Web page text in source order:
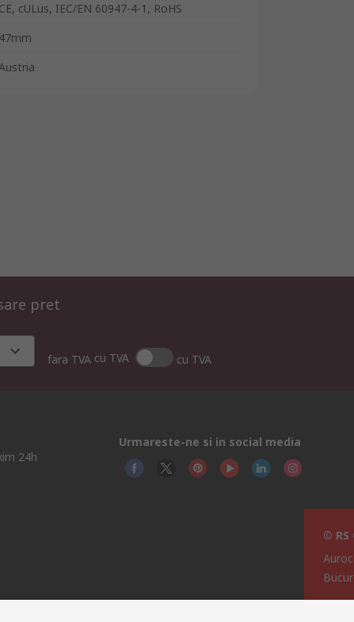
CE, cULus, IEC/EN 60947-4-1, RoHS
47mm
pret
fara TVA cu TVA cu TVA
24h
Urmareste-ne si in social media
©